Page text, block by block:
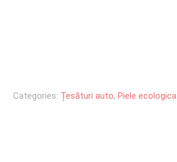
Categories: Țesături auto, Piele ecologica